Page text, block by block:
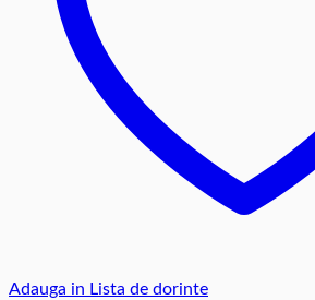
Adauga in Lista de dorinte